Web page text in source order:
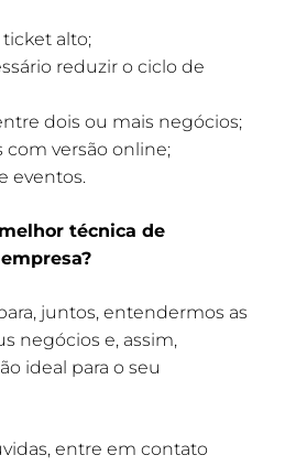
alto;
reduzir o ciclo de
dois ou mais negócios;
com versão online;
eventos.
melhor técnica de
juntos, entendermos as
negócios e, assim,
ideal para o seu
entre em contato